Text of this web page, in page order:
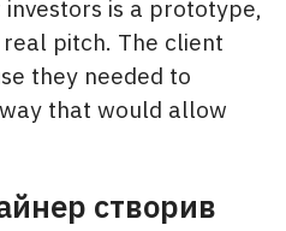
is a prototype,
pitch. The client
they needed to
that would allow
створив